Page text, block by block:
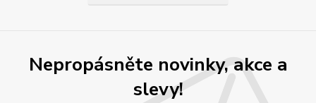
Nepropásněte novinky, akce a
slevy!